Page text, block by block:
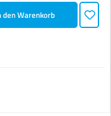
die Schaltflächen um die Anzahl zu
den Warenkorb